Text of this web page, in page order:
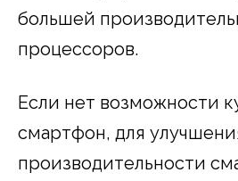
большей
процессоров.
Если нет возможности
смартфон, для
производительности